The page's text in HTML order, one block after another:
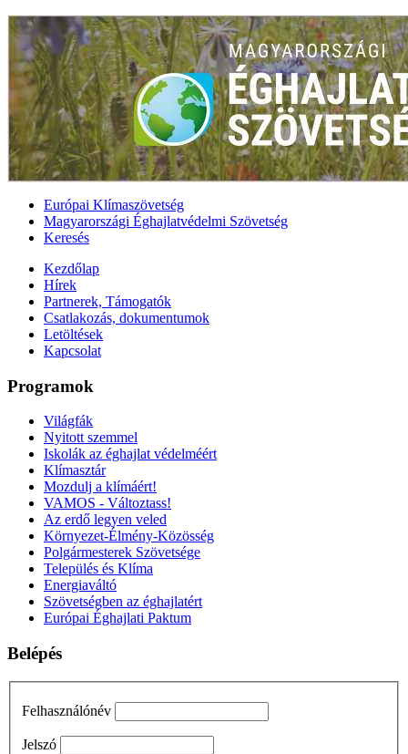
Európai Klímaszövetség
Magyarországi Éghajlatvédelmi Szövetség
Keresés
Kezdőlap
Hírek
Partnerek, Támogatók
Csatlakozás, dokumentumok
Letöltések
Kapcsolat
Programok
Világfák
Nyitott szemmel
Iskolák az éghajlat védelméért
Klímasztár
Mozdulj a klímáért!
VAMOS - Változtass!
Az erdő legyen veled
Környezet-Élmény-Közösség
Polgármesterek Szövetsége
Település és Klíma
Energiaváltó
Szövetségben az éghajlatért
Európai Éghajlati Paktum
Belépés
Felhasználónév
Jelszó